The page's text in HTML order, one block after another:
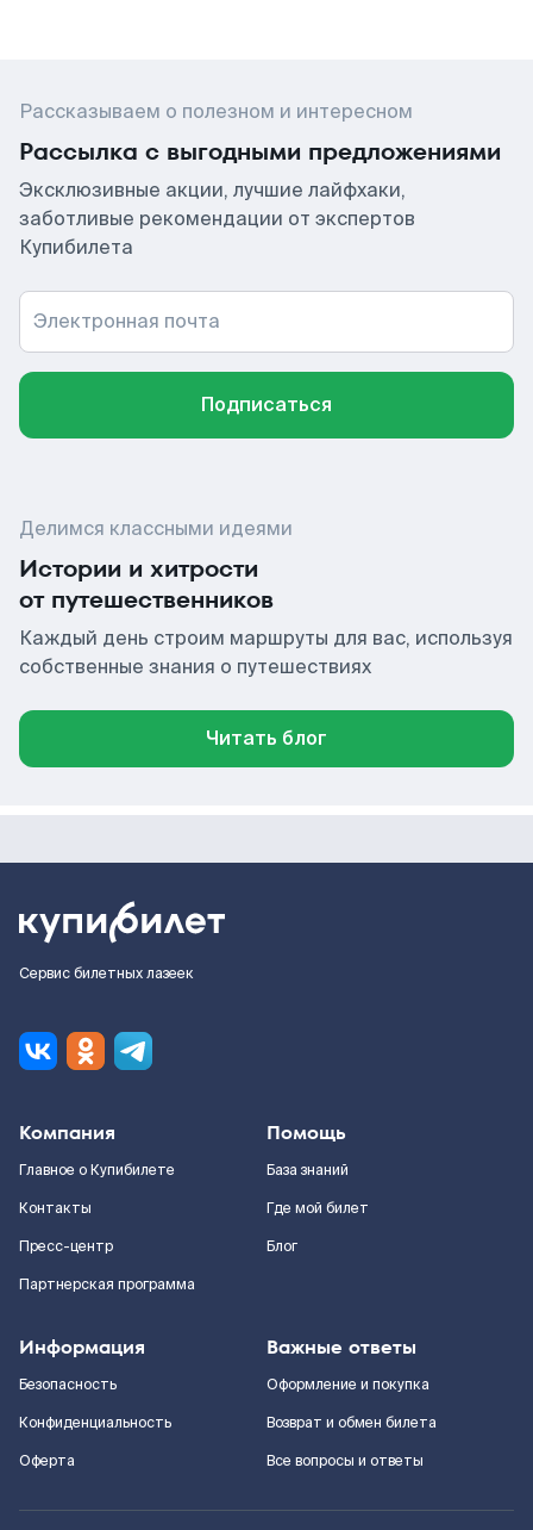
Рассказываем о полезном и интересном
Рассылка с выгодными предложениями
Эксклюзивные акции, лучшие лайфхаки,
заботливые рекомендации от экспертов
Купибилета
Электронная почта
Подписаться
Делимся классными идеями
Истории и хитрости
от путешественников
Каждый день строим маршруты для вас, используя
собственные знания о путешествиях
Читать блог
Сервис билетных лазеек
Компания
Главное о Купибилете
Контакты
Пресс-центр
Партнерская программа
Помощь
База знаний
Где мой билет
Блог
Информация
Безопасность
Конфиденциальность
Оферта
Важные ответы
Оформление и покупка
Возврат и обмен билета
Все вопросы и ответы